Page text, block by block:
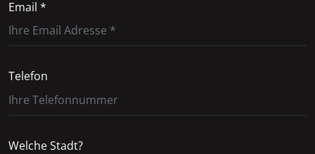
Email *
Telefon
Welche Stadt?